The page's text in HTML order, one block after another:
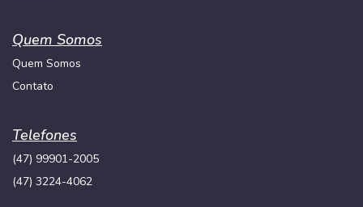
Quem Somos
Quem Somos
Contato
Telefones
(47) 99901-2005
(47) 3224-4062